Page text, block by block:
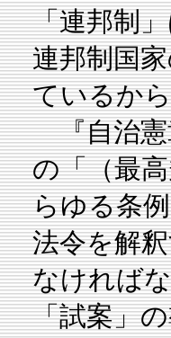
「連邦制
連邦制国
ているか
『自治憲
の「（最
らゆる条
法令を解
なければ
「試案」